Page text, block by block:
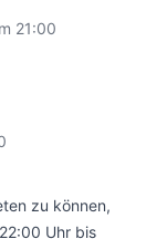
21:00
zu können,
Uhr bis